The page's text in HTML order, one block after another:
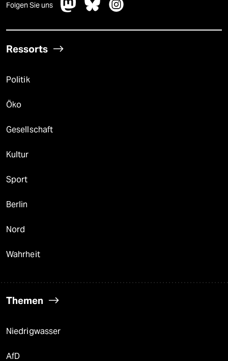
Folgen Sie uns
Ressorts
Politik
Öko
Gesellschaft
Kultur
Sport
Berlin
Nord
Wahrheit
Themen
Niedrigwasser
AfD